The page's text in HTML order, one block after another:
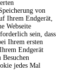
von
Ihrem Endgerät,
Webseite
sein, dass
Ihrem ersten
Endgerät
Besuchen
jedes Mal